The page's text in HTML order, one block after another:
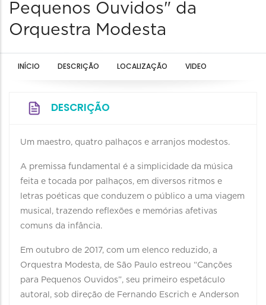
Pequenos Ouvidos" da
Orquestra Modesta
INÍCIO DESCRIÇÃO LOCALIZAÇÃO VIDEO
DESCRIÇÃO
Um maestro, quatro palhaços e arranjos modestos.
A premissa fundamental é a simplicidade da música
feita e tocada por palhaços, em diversos ritmos e
letras poéticas que conduzem o público a uma viagem
musical, trazendo reflexões e memórias afetivas
comuns da infância.
Em outubro de 2017, com um elenco reduzido, a
Orquestra Modesta, de São Paulo estreou “Canções
para Pequenos Ouvidos”, seu primeiro espetáculo
autoral, sob direção de Fernando Escrich e Anderson